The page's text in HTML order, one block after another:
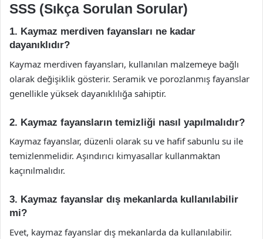
SSS (Sıkça Sorulan Sorular)
1. Kaymaz merdiven fayansları ne kadar
dayanıklıdır?
Kaymaz merdiven fayansları, kullanılan malzemeye bağlı
olarak değişiklik gösterir. Seramik ve porozlanmış fayanslar
genellikle yüksek dayanıklılığa sahiptir.
2. Kaymaz fayansların temizliği nasıl yapılmalıdır?
Kaymaz fayanslar, düzenli olarak su ve hafif sabunlu su ile
temizlenmelidir. Aşındırıcı kimyasallar kullanmaktan
kaçınılmalıdır.
3. Kaymaz fayanslar dış mekanlarda kullanılabilir
mi?
Evet, kaymaz fayanslar dış mekanlarda da kullanılabilir.